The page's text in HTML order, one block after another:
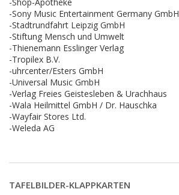
-Sony Music Entertainment Germany GmbH
-Stadtrundfahrt Leipzig GmbH
-Stiftung Mensch und Umwelt
-Thienemann Esslinger Verlag
-Tropilex B.V.
-uhrcenter/Esters GmbH
-Universal Music GmbH
-Verlag Freies Geistesleben & Urachhaus
-Wala Heilmittel GmbH / Dr. Hauschka
-Wayfair Stores Ltd.
-Weleda AG
TAFELBILDER-KLAPPKARTEN